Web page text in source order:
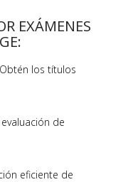
EXÁMENES
los títulos
de
eficiente de